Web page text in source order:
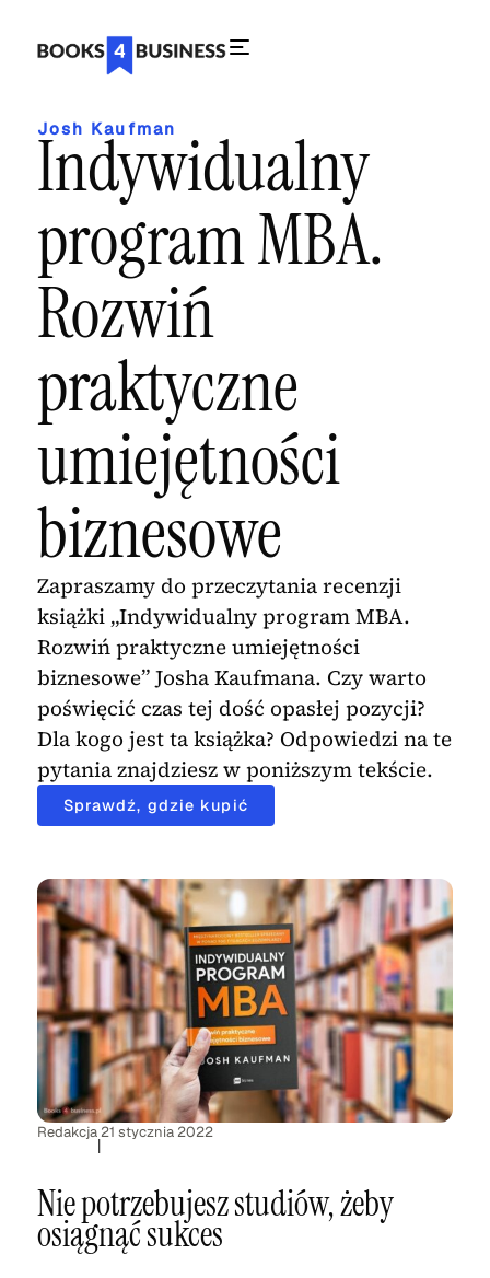
Josh Kaufman
Indywidualny
program MBA.
Rozwiń
praktyczne
umiejętności
biznesowe
Zapraszamy do przeczytania recenzji
książki „Indywidualny program MBA.
Rozwiń praktyczne umiejętności
biznesowe” Josha Kaufmana. Czy warto
poświęcić czas tej dość opasłej pozycji?
Dla kogo jest ta książka? Odpowiedzi na te
pytania znajdziesz w poniższym tekście.
Sprawdź, gdzie kupić
Redakcja
|
21 stycznia 2022
Nie potrzebujesz studiów, żeby
osiągnąć sukces